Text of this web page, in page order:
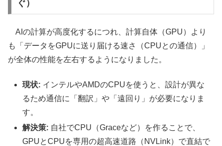
ぐ）
AIの計算が高度化するにつれ、計算自体（GPU）より
も「データをGPUに送り届ける速さ（CPUとの通信）」
が全体の性能を左右するようになりました。
現状: インテルやAMDのCPUを使うと、設計が異な
るため通信に「翻訳」や「遠回り」が必要になりま
す。
解決策: 自社でCPU（Graceなど）を作ることで、
GPUとCPUを専用の超高速道路（NVLink）で直結で